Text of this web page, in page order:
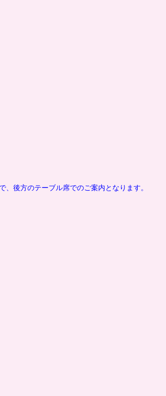
後方のテーブル席でのご案内となります。